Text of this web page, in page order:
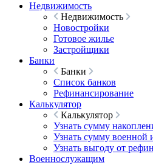
Недвижимость
Недвижимость
Новостройки
Готовое жилье
Застройщики
Банки
Банки
Список банков
Рефинансирование
Калькулятор
Калькулятор
Узнать сумму
Узнать сумму военной
Узнать выгоду от
Военнослужащим